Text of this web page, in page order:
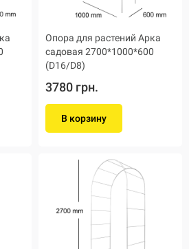
Опора для растений Арка
садовая 2700*1000*600
(D16/D8)
3780 грн.
В корзину